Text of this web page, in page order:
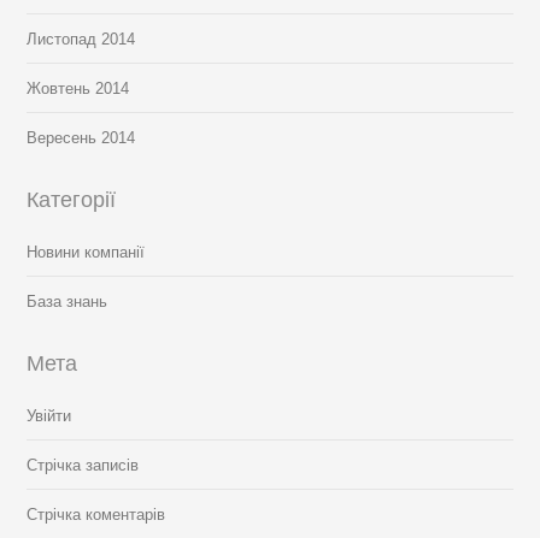
Листопад 2014
Жовтень 2014
Вересень 2014
Категорії
Новини компанії
База знань
Мета
Увійти
Стрічка записів
Стрічка коментарів